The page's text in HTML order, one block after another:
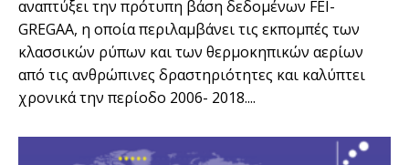
αναπτύξει την πρότυπη βάση δεδομένων FEI-
GREGAA, η οποία περιλαμβάνει τις εκπομπές των
κλασσικών ρύπων και των θερμοκηπικών αερίων
από τις ανθρώπινες δραστηριότητες και καλύπτει
χρονικά την περίοδο 2006- 2018....